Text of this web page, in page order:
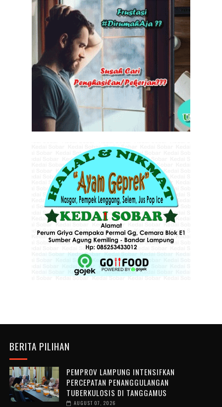
BERITA PILIHAN
PEMPROV LAMPUNG INTENSIFKAN
PERCEPATAN PENANGGULANGAN
TUBERKULOSIS DI TANGGAMUS
AUGUST 07, 2026